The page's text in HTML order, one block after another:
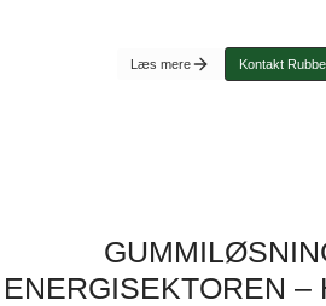
Læs mere Kontakt
ENERGISEKTOREN –